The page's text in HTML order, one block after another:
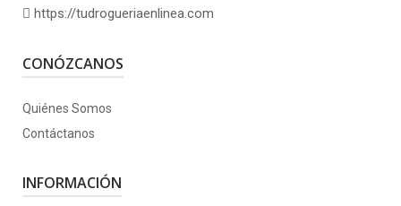
https://tudrogueriaenlinea.com
CONÓZCANOS
Quiénes Somos
Contáctanos
INFORMACIÓN